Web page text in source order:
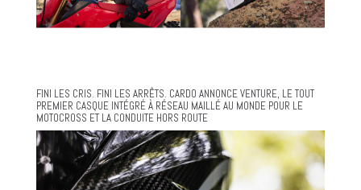
FINI LES CRIS. FINI LES ARRÊTS. CARDO ANNONCE VENTURE, LE TOUT
PREMIER CASQUE INTÉGRÉ À RÉSEAU MAILLÉ AU MONDE POUR LE
MOTOCROSS ET LA CONDUITE HORS ROUTE